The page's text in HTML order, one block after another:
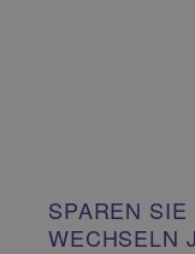
SPAREN
WECHSELN